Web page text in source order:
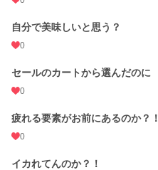
自分で美味しいと思う？
0
セールのカートから選んだのに
0
疲れる要素がお前にあるのか？！
0
イカれてんのか？！